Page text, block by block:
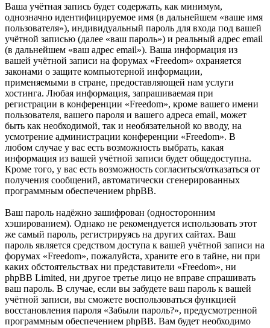
Ваша учётная запись будет содержать, как минимум,
однозначно идентифицируемое имя (в дальнейшем «ваше имя
пользователя»), индивидуальный пароль для входа под вашей
учётной записью (далее «ваш пароль») и реальный адрес email
(в дальнейшем «ваш адрес email»). Ваша информация из
вашей учётной записи на форумах «Freedom» охраняется
законами о защите компьютерной информации,
применяемыми в стране, предоставляющей нам услуги
хостинга. Любая информация, запрашиваемая при
регистрации в конференции «Freedom», кроме вашего имени
пользователя, вашего пароля и вашего адреса email, может
быть как необходимой, так и необязательной ко вводу, на
усмотрение администрации конференции «Freedom». В
любом случае у вас есть возможность выбрать, какая
информация из вашей учётной записи будет общедоступна.
Кроме того, у вас есть возможность согласиться/отказаться от
получения сообщений, автоматически сгенерированных
программным обеспечением phpBB.
Ваш пароль надёжно зашифрован (односторонним
хэшированием). Однако не рекомендуется использовать этот
же самый пароль, регистрируясь на других сайтах. Ваш
пароль является средством доступа к вашей учётной записи на
форумах «Freedom», пожалуйста, храните его в тайне, ни при
каких обстоятельствах ни представители «Freedom», ни
phpBB Limited, ни другое третье лицо не вправе спрашивать
ваш пароль. В случае, если вы забудете ваш пароль к вашей
учётной записи, вы сможете воспользоваться функцией
восстановления пароля «Забыли пароль?», предусмотренной
программным обеспечением phpBB. Вам будет необходимо